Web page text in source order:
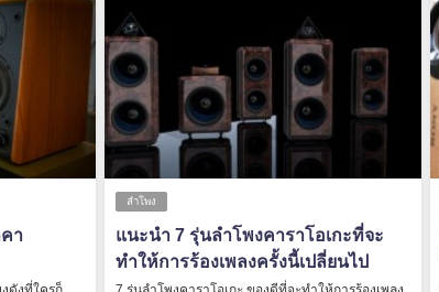
คา
ลำโพง
แนะนำ 7 รุ่นลำโพงคาราโอเกะที่จะ
ทำให้การร้องเพลงครั้งนี้เปลี่ยนไป